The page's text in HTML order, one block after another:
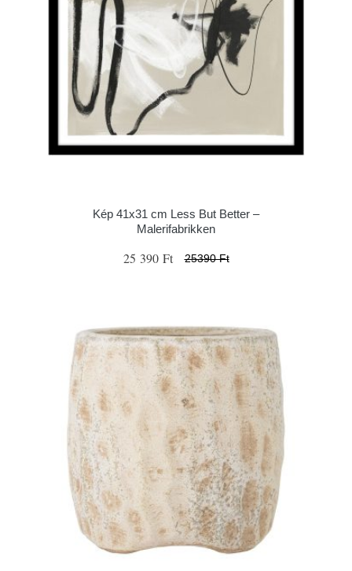
Kép 41x31 cm Less But Better –
Malerifabrikken
25 390 Ft 25390 Ft